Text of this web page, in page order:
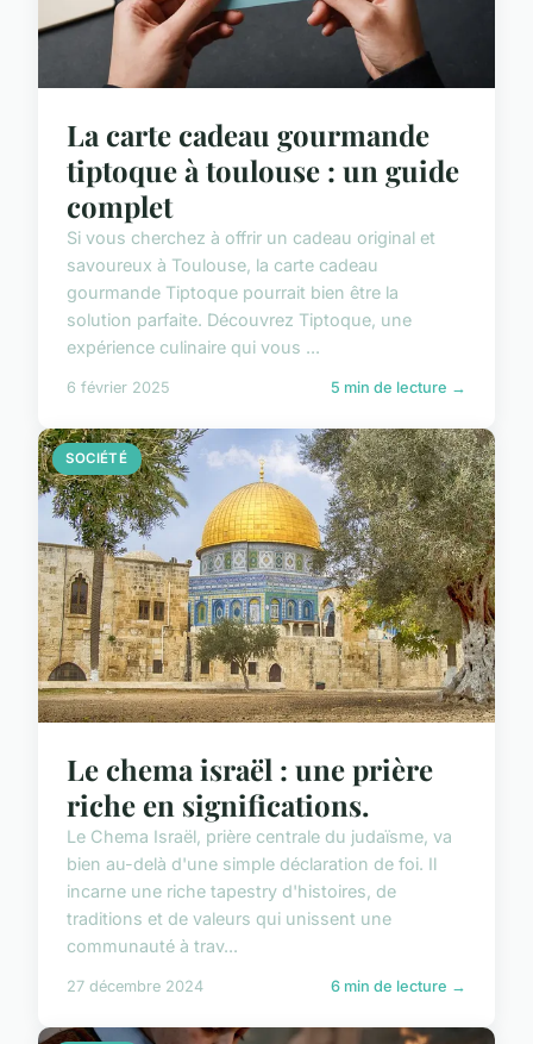
La carte cadeau gourmande
tiptoque à toulouse : un guide
complet
Si vous cherchez à offrir un cadeau original et
savoureux à Toulouse, la carte cadeau
gourmande Tiptoque pourrait bien être la
solution parfaite. Découvrez Tiptoque, une
expérience culinaire qui vous ...
6 février 2025 5 min de lecture →
SOCIÉTÉ
Le chema israël : une prière
riche en significations.
Le Chema Israël, prière centrale du judaïsme, va
bien au-delà d'une simple déclaration de foi. Il
incarne une riche tapestry d'histoires, de
traditions et de valeurs qui unissent une
communauté à trav...
27 décembre 2024 6 min de lecture →